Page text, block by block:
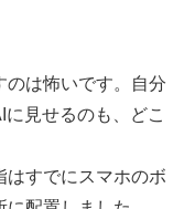
のは怖いです。自分
見せるのも、どこ
はすでにスマホのボ